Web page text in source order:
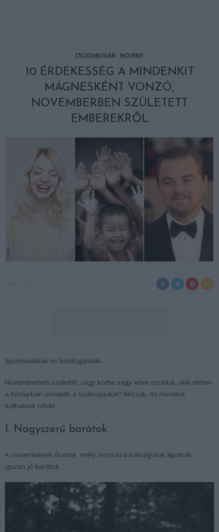
CSODABOGÁR NÖVÉNY
10 ÉRDEKESSÉG A MINDENKIT
MÁGNESKÉNT VONZÓ,
NOVEMBERBEN SZÜLETETT
EMBEREKRŐL
Sportosabbak és boldogabbak.
Novemberben születtél, vagy körbe vagy véve azokkal, akik ebben
a hónapban ünneplik a szülinapjukat? Nézzük, mi mindent
tudhatunk róluk!
1. Nagyszerű barátok
A novemberiek őszinte, mély, hosszú barátságokat ápolnak,
igazán jó barátok.